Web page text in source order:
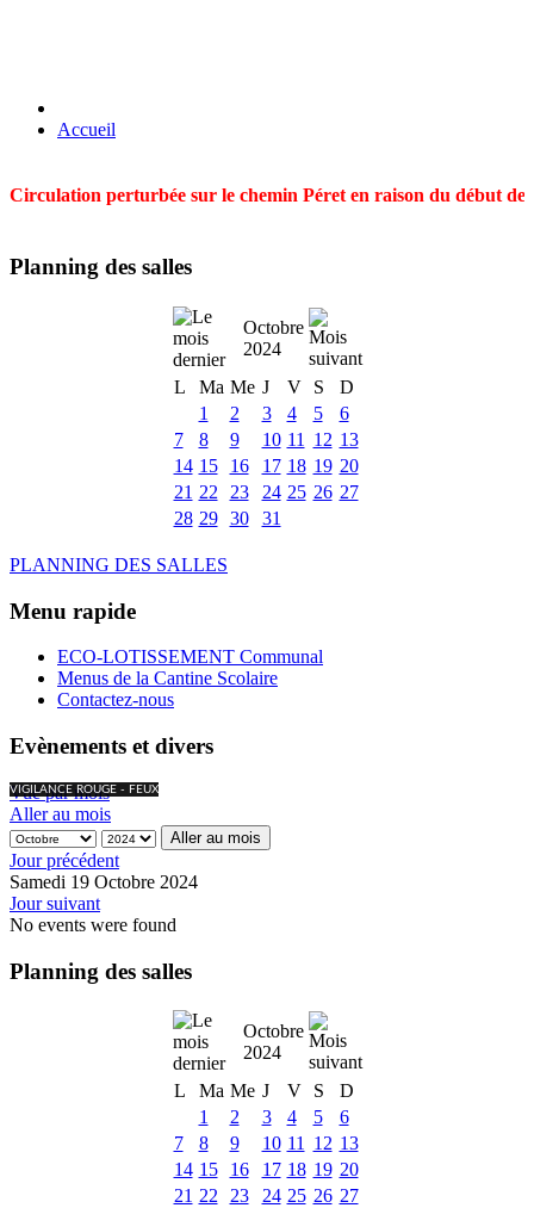
Accueil
Circulation perturbée sur le chemin Péret en raison du début
Planning des salles
Octobre
2024
L
Ma Me J V S
D
1
2 3 4 5
6
7
8 9 10 11 12 13
14 15 16 17 18 19 20
21 22 23 24 25 26 27
28 29 30 31
PLANNING DES SALLES
Menu rapide
ECO-LOTISSEMENT Communal
Menus de la Cantine Scolaire
Contactez-nous
Evènements et divers
VIGILANCE ROUGE - FEUX
Vue par mois
Aller au mois
Aller au mois
Jour précédent
Samedi 19 Octobre 2024
Jour suivant
No events were found
Planning des salles
Octobre
2024
L
Ma Me J V S
D
1
2 3 4 5
6
7
8 9 10 11 12 13
14 15 16 17 18 19 20
21 22 23 24 25 26 27